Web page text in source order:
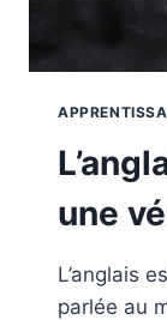
une
L’anglais
parlée au